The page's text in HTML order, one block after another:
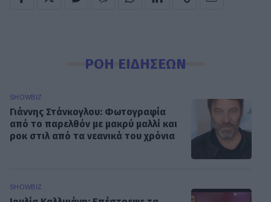
ΡΟΗ ΕΙΔΗΣΕΩΝ
SHOWBIZ
Γιάννης Στάνκογλου: Φωτογραφία
από το παρελθόν με μακρύ μαλλί και
ροκ στιλ από τα νεανικά του χρόνια
SHOWBIZ